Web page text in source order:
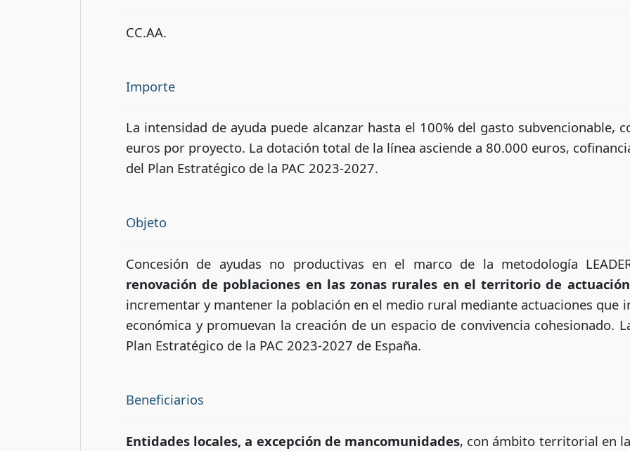
CC.AA.
Importe
La intensidad de ayuda puede alcanzar hasta el 100% del gasto subvencionable,
euros por proyecto. La dotación total de la línea asciende a 80.000 euros,
del Plan Estratégico de la PAC 2023-2027.
Objeto
Concesión de ayudas no productivas en el marco de la metodología
renovación de poblaciones en las zonas rurales en el territorio de actuación
incrementar y mantener la población en el medio rural mediante actuaciones que
económica y promuevan la creación de un espacio de convivencia cohesionado.
Plan Estratégico de la PAC 2023-2027 de España.
Beneficiarios
Entidades locales, a excepción de mancomunidades, con ámbito territorial en la